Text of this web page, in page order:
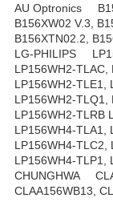
AU Optronics
B156XW02 V.3,
B156XTN02.2,
LG-PHILIPS
LP156WH2-TLAC,
LP156WH2-TLE1,
LP156WH2-TLQ1,
LP156WH2-TLRB
LP156WH4-TLA1,
LP156WH4-TLC2,
LP156WH4-TLP1,
CHUNGHWA
CLAA156WB13,